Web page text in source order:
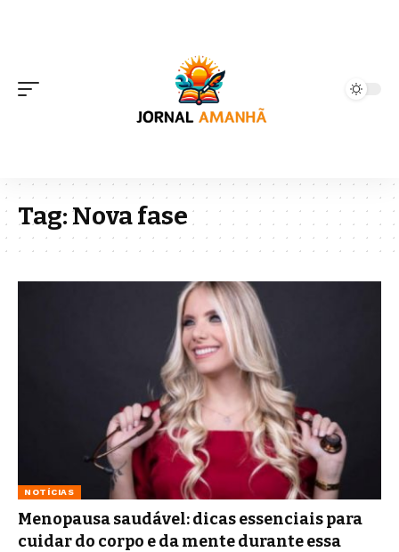
Tag:Nova fase
NOTÍCIAS
Menopausa saudável: dicas essenciais para
cuidar do corpo e da mente durante essa